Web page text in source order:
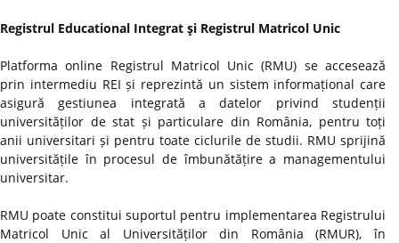
Registrul Educational Integrat şi Registrul Matricol Unic
Platforma online Registrul Matricol Unic (RMU) se accesează
prin intermediu REI și reprezintă un sistem informațional care
asigură gestiunea integrată a datelor privind studenții
universităților de stat și particulare din România, pentru toți
anii universitari și pentru toate ciclurile de studii. RMU sprijină
universitățile în procesul de îmbunătățire a managementului
universitar.
RMU poate constitui suportul pentru implementarea Registrului
Matricol Unic al Universităților din România (RMUR), în